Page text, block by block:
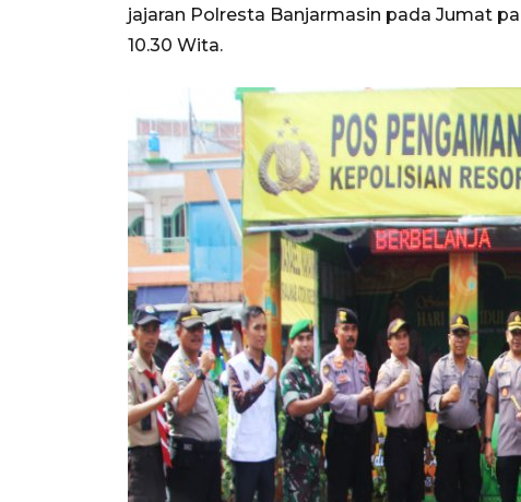
jajaran Polresta Banjarmasin pada Jumat
10.30 Wita.